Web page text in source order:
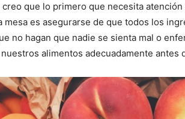
creo que lo primero que necesita
mesa es asegurarse de que todos los
no hagan que nadie se sienta mal o
alimentos adecuadamente antes